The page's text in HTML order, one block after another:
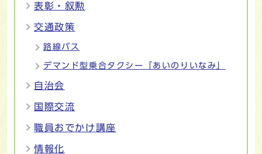
表彰・叙勲
交通政策
路線バス
デマンド型乗合タクシー「あいのりいなみ」
自治会
国際交流
職員おでかけ講座
情報化